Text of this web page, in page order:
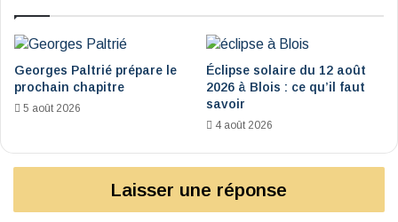
Georges Paltrié prépare le
prochain chapitre
5 août 2026
Éclipse solaire du 12 août
2026 à Blois : ce qu’il faut
savoir
4 août 2026
Laisser une réponse